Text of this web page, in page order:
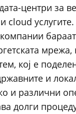
центри за
clоud услугите.
мрежа,
кој е
и
и различни
долги